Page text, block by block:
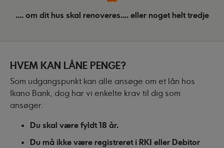
.... om dit hus skal renoveres.... eller noget helt tredje
HVEM KAN LÅNE PENGE?
Som udgangspunkt kan alle ansøge om et lån hos
Ikano Bank, dog har vi enkelte krav til dig som
ansøger.
Du skal være fyldt 18 år.
Du må ikke være registreret i RKI eller Debitor